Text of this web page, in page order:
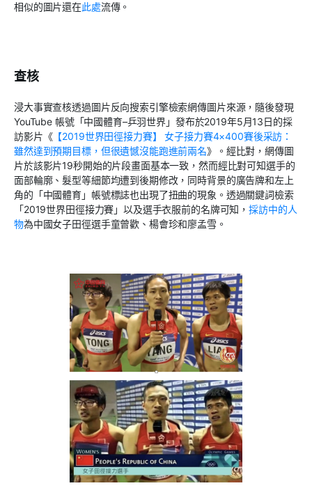
相似的圖片還在此處流傳。
查核
浸大事實查核透過圖片反向搜索引擎檢索網傳圖片來源，隨後發現
YouTube 帳號「中國體育–乒羽世界」發布於2019年5月13日的採
訪影片《【2019世界田徑接力賽】 女子接力賽4×400賽後采訪：
雖然達到預期目標，但很遺憾沒能跑進前兩名》。經比對，網傳圖
片於該影片19秒開始的片段畫面基本一致，然而經比對可知選手的
面部輪廓、髮型等細節均遭到後期修改，同時背景的廣告牌和左上
角的「中國體育」帳號標誌也出現了扭曲的現象。透過關鍵詞檢索
「2019世界田徑接力賽」以及選手衣服前的名牌可知，採訪中的人
物為中國女子田徑選手童曾歡、楊會珍和廖孟雪。